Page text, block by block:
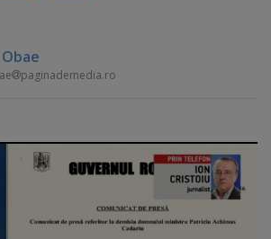
paginademedia.ro